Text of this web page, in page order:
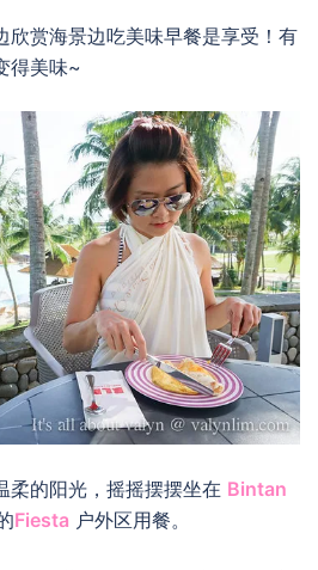
欣赏海景边吃美味早餐是享受！有
得美味~
柔的阳光，摇摇摆摆坐在 Bintan
Fiesta 户外区用餐。